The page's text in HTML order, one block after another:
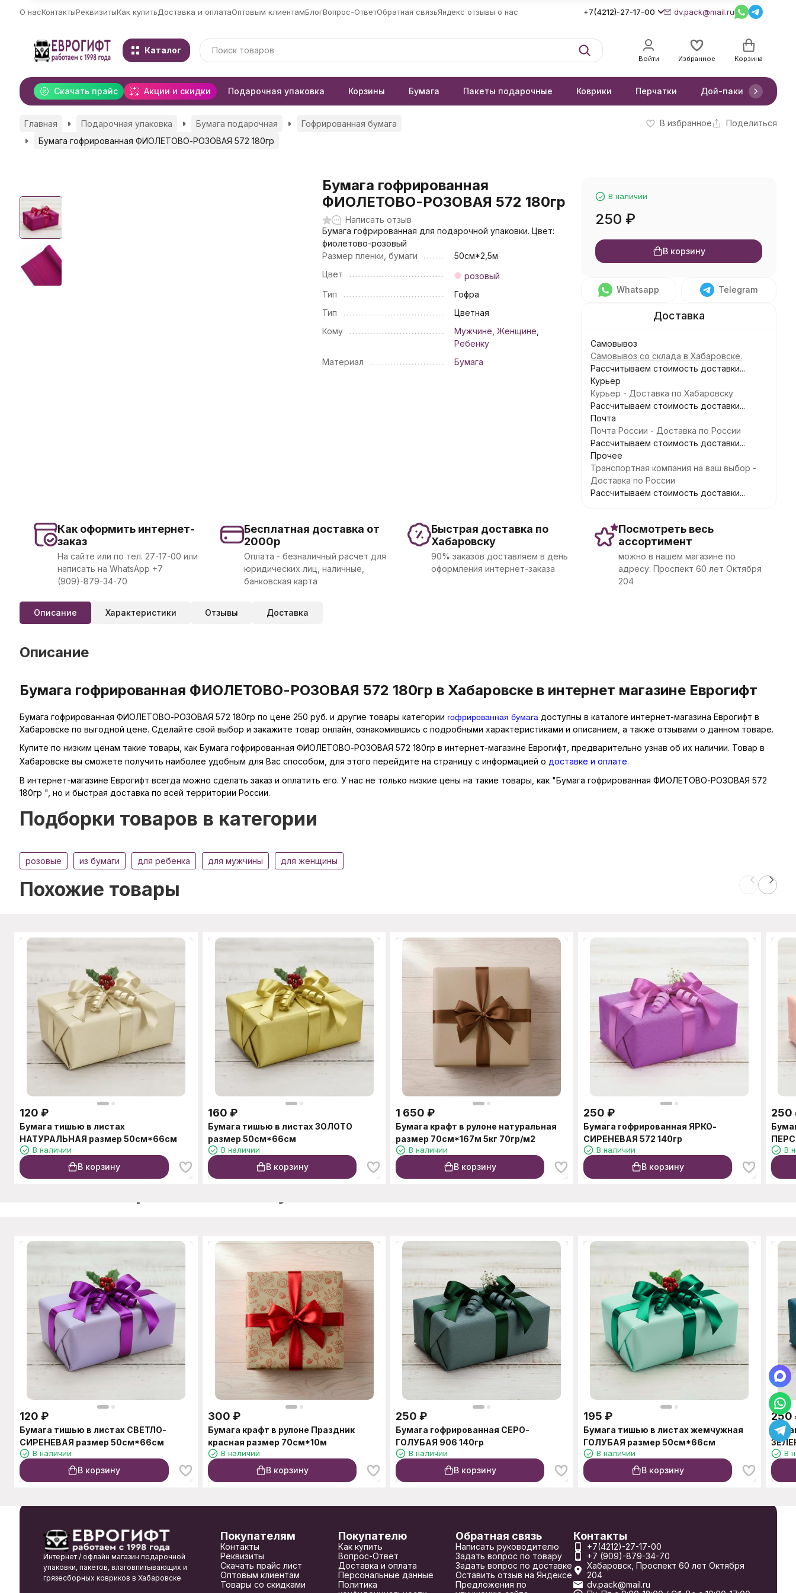
О насКонтактыРеквизитыКак купитьДоставка и оплатаОптовым клиентамБлогВопрос-ОтветОбратная связьЯндекс отзывы о нас +7(4212)-27-17-00 dv.pack@mail.ru
Каталог
Войти Избранное Корзина
Скачать прайс Акции и скидки Подарочная упаковка Корзины Бумага Пакеты подарочные Коврики Перчатки Дой-паки
Главная Подарочная упаковка Бумага подарочная
Гофрированная бумага
Бумага гофрированная ФИОЛЕТОВО-РОЗОВАЯ 572 180гр
В избранное Поделиться
Бумага гофрированная
ФИОЛЕТОВО-РОЗОВАЯ 572 180гр
Написать отзыв
Бумага гофрированная для подарочной упаковки. Цвет:
фиолетово-розовый
Размер пленки, бумаги
50см*2,5м
Цвет
розовый
Тип
Гофра
Тип
Цветная
Кому
Мужчине Женщине
Ребенку
Материал
Бумага
В наличии
250 ₽
В корзину
Whatsapp Telegram
Самовывоз
Самовывоз со склада в Хабаровске.
Рассчитываем стоимость доставки...
Курьер
Курьер - Доставка по Хабаровску
Рассчитываем стоимость доставки...
Почта
Почта России - Доставка по России
Рассчитываем стоимость доставки...
Прочее
Транспортная компания на ваш выбор -
Доставка по России
Рассчитываем стоимость доставки...
Как оформить интернет-
заказ
На сайте или по тел. 27-17-00 или
написать на WhatsApp +7
(909)-879-34-70
Бесплатная доставка от
2000р
Оплата - безналичный расчет для
юридических лиц, наличные,
банковская карта
Быстрая доставка по
Хабаровску
90% заказов доставляем в день
оформления интернет-заказа
Посмотреть весь
ассортимент
можно в нашем магазине по
адресу: Проспект 60 лет Октября
204
Описание Характеристики Отзывы Доставка
Описание
Бумага гофрированная ФИОЛЕТОВО-РОЗОВАЯ 572 180гр в Хабаровске в интернет магазине Еврогифт
Бумага гофрированная ФИОЛЕТОВО-РОЗОВАЯ 572 180гр по цене 250 руб. и другие товары категории гофрированная бумага доступны в каталоге интернет-магазина Еврогифт в
Хабаровске по выгодной цене. Сделайте свой выбор и закажите товар онлайн, ознакомившись с подробными характеристиками и описанием, а также отзывами о данном товаре.
Купите по низким ценам такие товары, как Бумага гофрированная ФИОЛЕТОВО-РОЗОВАЯ 572 180гр в интернет-магазине Еврогифт, предварительно узнав об их наличии. Товар в
Хабаровске вы сможете получить наиболее удобным для Вас способом, для этого перейдите на страницу с информацией о доставке и оплате.
В интернет-магазине Еврогифт всегда можно сделать заказ и оплатить его. У нас не только низкие цены на такие товары, как "Бумага гофрированная ФИОЛЕТОВО-РОЗОВАЯ 572
180гр ", но и быстрая доставка по всей территории России.
Подборки товаров в категории
розовые из бумаги для ребенка для мужчины для женщины
Похожие товары
120 ₽
Бумага тишью в листах
НАТУРАЛЬНАЯ размер 50см*66см
В наличии
В корзину
160 ₽
Бумага тишью в листах ЗОЛОТО
размер 50см*66см
В наличии
В корзину
1 650 ₽
Бумага крафт в рулоне натуральная
размер 70см*167м 5кг 70гр/м2
В наличии
В корзину
250 ₽
Бумага гофрированная ЯРКО-
СИРЕНЕВАЯ 572 140гр
В наличии
В корзину
250
В
120 ₽
Бумага тишью в листах СВЕТЛО-
СИРЕНЕВАЯ размер 50см*66см
В наличии
В корзину
300 ₽
Бумага крафт в рулоне Праздник
красная размер 70см*10м
В наличии
В корзину
250 ₽
Бумага гофрированная СЕРО-
ГОЛУБАЯ 906 140гр
В наличии
В корзину
195 ₽
Бумага тишью в листах жемчужная
ГОЛУБАЯ размер 50см*66см
В наличии
В корзину
250
В
Интернет / офлайн магазин подарочной
упаковки, пакетов, влаговпитывающих и
грязесборных ковриков в Хабаровске
Покупателям
Контакты
Реквизиты
Скачать прайс лист
Оптовым клиентам
Товары со скидками
Покупателю
Как купить
Вопрос-Ответ
Доставка и оплата
Персональные данные
Политика
Обратная связь
Написать руководителю
Задать вопрос по товару
Задать вопрос по доставке
Оставить отзыв на Яндексе
Предложения по
Контакты
+7(4212)-27-17-00
+7 (909)-879-34-70
Хабаровск, Проспект 60 лет Октября
204
dv.pack@mail.ru